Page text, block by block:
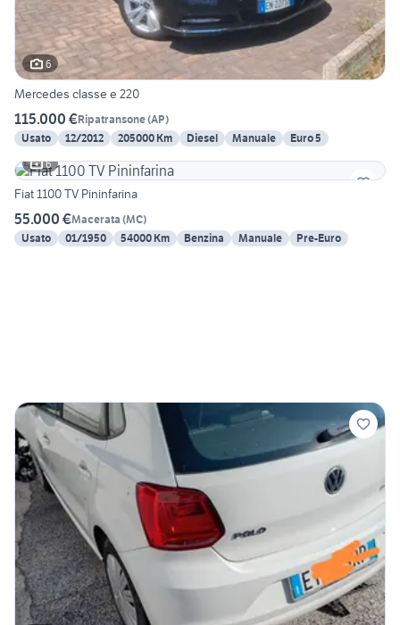
6
Mercedes classe e 220
115.000 €Ripatransone(AP)
Usato
12/2012 205000 Km Diesel Manuale
Euro 5
6
Fiat 1100 TV Pininfarina
55.000 €Macerata (MC)
Usato
01/1950 54000 Km Benzina Manuale Pre-Euro